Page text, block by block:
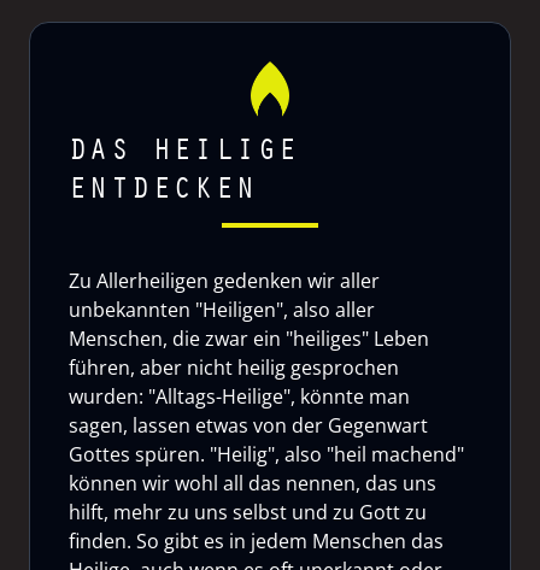
DAS HEILIGE
ENTDECKEN
Zu Allerheiligen gedenken wir aller
unbekannten "Heiligen", also aller
Menschen, die zwar ein "heiliges" Leben
führen, aber nicht heilig gesprochen
wurden: "Alltags-Heilige", könnte man
sagen, lassen etwas von der Gegenwart
Gottes spüren. "Heilig", also "heil machend"
können wir wohl all das nennen, das uns
hilft, mehr zu uns selbst und zu Gott zu
finden. So gibt es in jedem Menschen das